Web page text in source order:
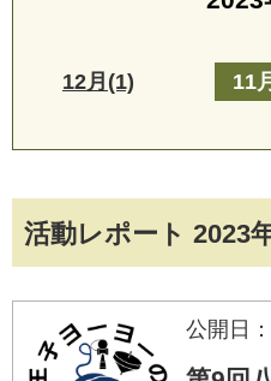
活動レポート 2023
公開日
12月(1) 11